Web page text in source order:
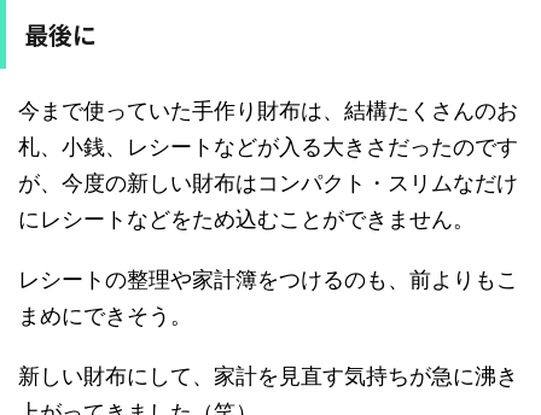
最後に
今まで使っていた手作り財布は、結構たくさんのお
札、小銭、レシートなどが入る大きさだったのです
が、今度の新しい財布はコンパクト・スリムなだけ
にレシートなどをため込むことができません。
レシートの整理や家計簿をつけるのも、前よりもこ
まめにできそう。
新しい財布にして、家計を見直す気持ちが急に沸き